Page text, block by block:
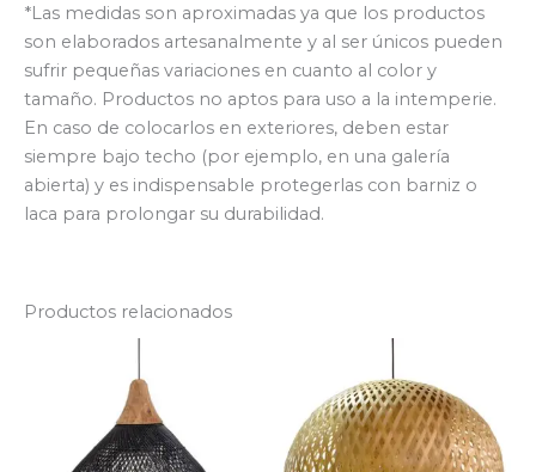
*Las medidas son aproximadas ya que los productos
son elaborados artesanalmente y al ser únicos pueden
sufrir pequeñas variaciones en cuanto al color y
tamaño. Productos no aptos para uso a la intemperie.
En caso de colocarlos en exteriores, deben estar
siempre bajo techo (por ejemplo, en una galería
abierta) y es indispensable protegerlas con barniz o
laca para prolongar su durabilidad.
Productos relacionados